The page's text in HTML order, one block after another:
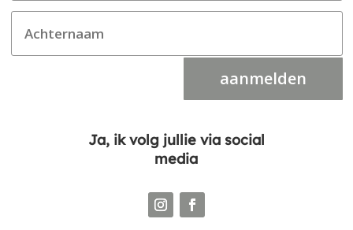
aanmelden
Ja, ik volg jullie via social
media